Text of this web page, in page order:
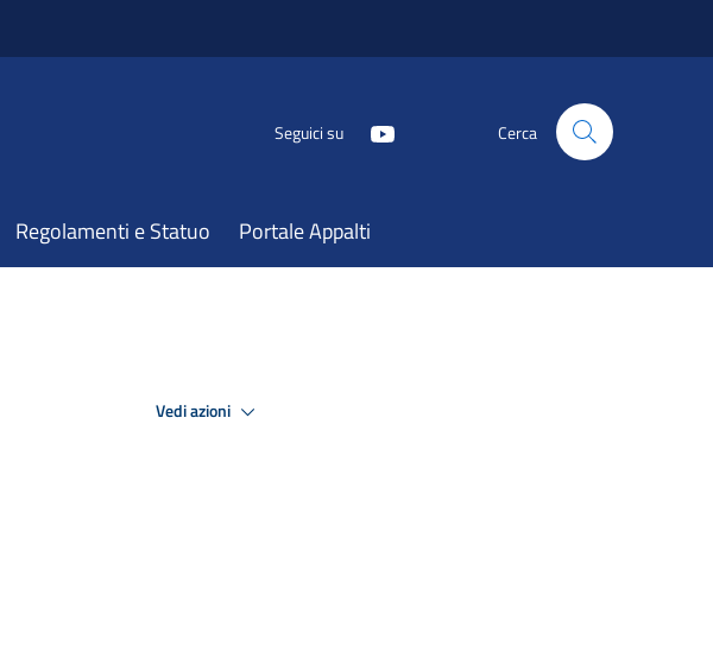
Seguici su Cerca
Regolamenti e Statuo Portale Appalti
Vedi azioni